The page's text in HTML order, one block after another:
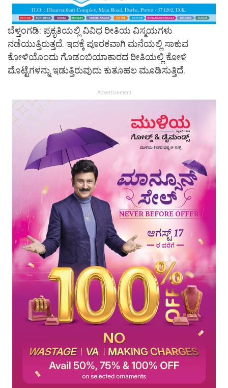
ಬೆಳ್ತಂಗಡಿ: ಪ್ರಕೃತಿಯಲ್ಲಿ ವಿವಿಧ ರೀತಿಯ ವಿಸ್ಮಯಗಳು
ನಡೆಯುತ್ತಿರುತ್ತದೆ. ಇದಕ್ಕೆ ಪೂರಕವಾಗಿ ಮನೆಯಲ್ಲಿ ಸಾಕುವ
ಕೋಳಿಯೊಂದು ಗೊಡಂಬಿಯಾಕಾರದ ರೀತಿಯಲ್ಲಿ ಕೋಳಿ
ಮೊಟ್ಟೆಗಳನ್ನು ಇಡುತ್ತಿರುವುದು ಕುತೂಹಲ ಮೂಡಿಸುತ್ತಿದೆ.
Advertisement